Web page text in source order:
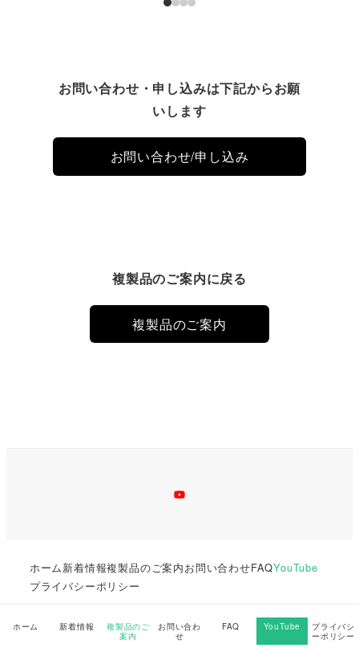
お問い合わせ・申し込みは下記からお願
いします
お問い合わせ/申し込み
複製品のご案内に戻る
複製品のご案内
Youtube
ホーム新着情報複製品のご案内お問い合わせFAQYouTube
プライバシーポリシー
© FUJIFILM Business Innovation Japan Corp.
ホーム 新着情報
複製品のご
案内
お問い合わ
せ
FAQ YouTube
プライバシ
ーポリシー